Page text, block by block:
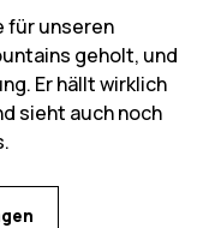
für unseren
geholt, und
Er hällt wirklich
sieht auch noch